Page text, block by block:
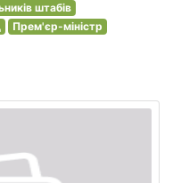
штабів
Прем'єр-міністр